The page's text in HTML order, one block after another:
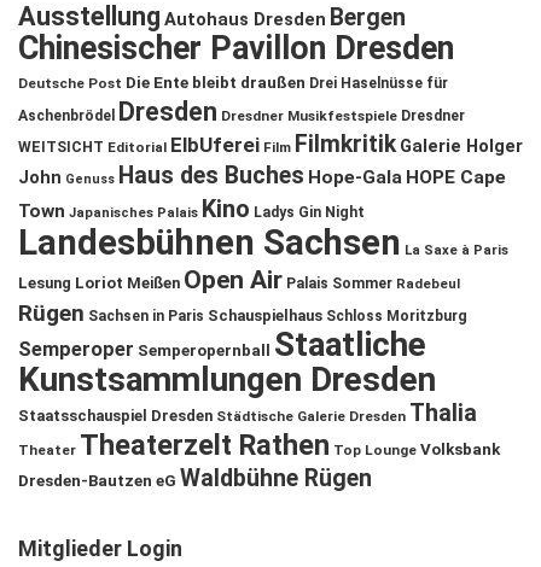
Ausstellung Autohaus Dresden Bergen
Chinesischer Pavillon Dresden
Deutsche Post Die Ente bleibt draußen Drei Haselnüsse für
Aschenbrödel
Dresden Dresdner Musikfestspiele Dresdner
WEITSICHT Editorial ElbUferei Film Filmkritik Galerie Holger
John Genuss Haus des Buches Hope-Gala HOPE Cape
Town Japanisches Palais Kino Ladys Gin Night
Landesbühnen Sachsen La Saxe à Paris
Lesung Loriot Meißen Open Air Palais Sommer Radebeul
Rügen Sachsen in Paris Schauspielhaus Schloss Moritzburg
Semperoper Semperopernball
Staatliche
Kunstsammlungen Dresden
Staatsschauspiel Dresden Städtische Galerie Dresden Thalia
Theater Theaterzelt Rathen Top Lounge Volksbank
Dresden-Bautzen eG Waldbühne Rügen
Mitglieder Login